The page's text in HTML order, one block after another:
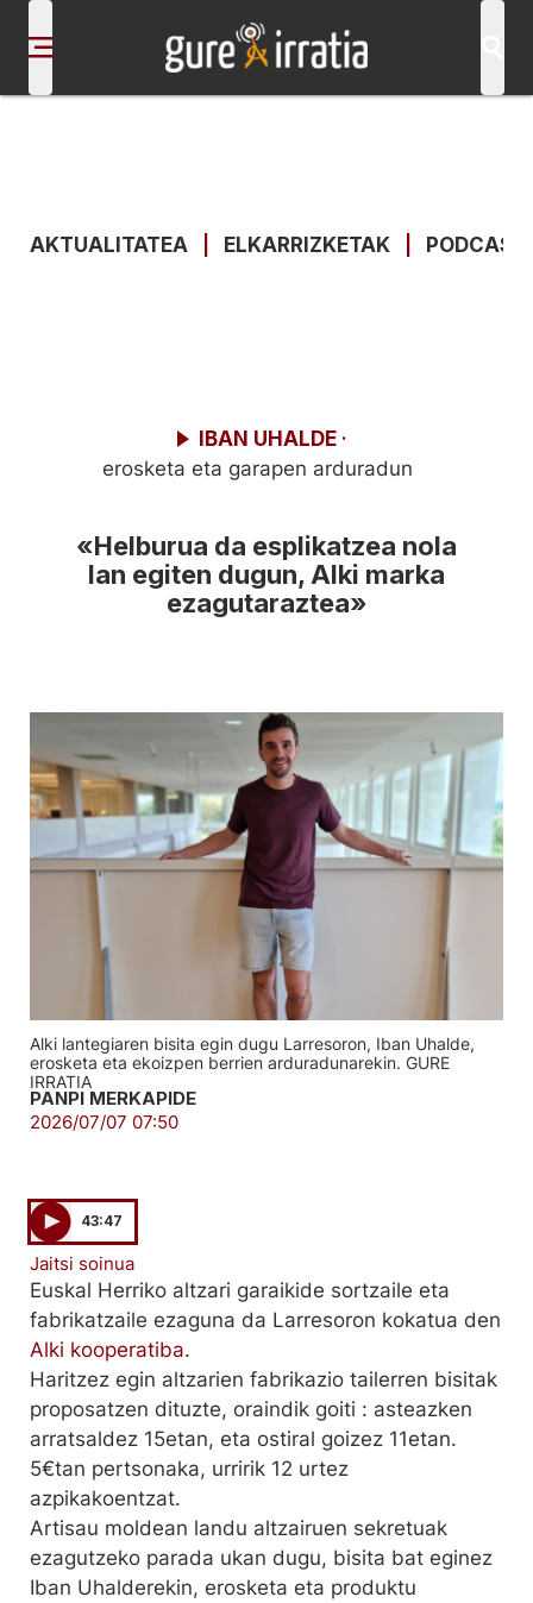
AKTUALITATEA ELKARRIZKETAK
IBAN UHALDE ·
erosketa eta garapen arduradun
«Helburua da esplikatzea nola
lan egiten dugun, Alki marka
ezagutaraztea»
Alki lantegiaren bisita egin dugu Larresoron, Iban Uhalde,
erosketa eta ekoizpen berrien arduradunarekin. GURE
IRRATIA
PANPI MERKAPIDE
2026/07/07 07:50
43:47
Jaitsi soinua
Euskal Herriko altzari garaikide sortzaile eta
fabrikatzaile ezaguna da Larresoron kokatua den
Alki kooperatiba.
Haritzez egin altzarien fabrikazio tailerren bisitak
proposatzen dituzte, oraindik goiti : asteazken
arratsaldez 15etan, eta ostiral goizez 11etan.
5€tan pertsonaka, urririk 12 urtez
azpikakoentzat.
Artisau moldean landu altzairuen sekretuak
ezagutzeko parada ukan dugu, bisita bat eginez
Iban Uhalderekin, erosketa eta produktu